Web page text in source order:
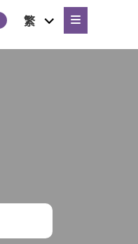
繁
expand
child
menu